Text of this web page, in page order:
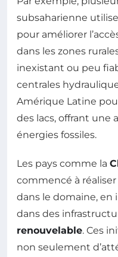
subsaharienne
pour améliorer
dans les zones
inexistant ou peu
centrales
Amérique Latine
des lacs, offrant une
énergies fossiles.
Les pays comme la
commencé à
dans le domaine, en
dans des
renouvelable. Ces
non seulement